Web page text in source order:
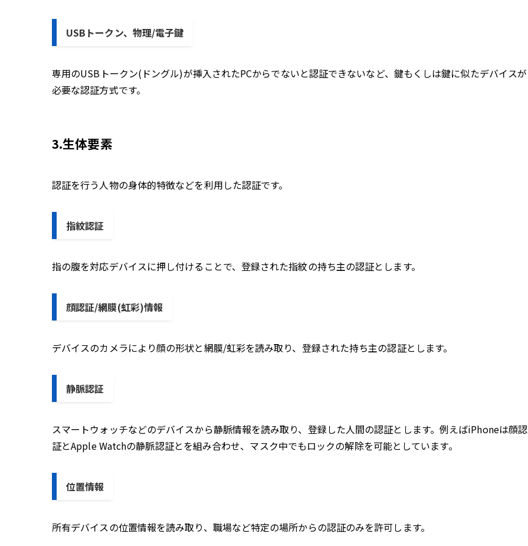
USBトークン、物理/電子鍵
専用のUSBトークン(ドングル)が挿入されたPCからでないと認証できないなど、鍵もくしは鍵に似たデバイスが
必要な認証方式です。
3.生体要素
認証を行う人物の身体的特徴などを利用した認証です。
指紋認証
指の腹を対応デバイスに押し付けることで、登録された指紋の持ち主の認証とします。
顔認証/網膜(虹彩)情報
デバイスのカメラにより顔の形状と網膜/虹彩を読み取り、登録された持ち主の認証とします。
静脈認証
スマートウォッチなどのデバイスから静脈情報を読み取り、登録した人間の認証とします。例えばiPhoneは顔認
証とApple Watchの静脈認証とを組み合わせ、マスク中でもロックの解除を可能としています。
位置情報
所有デバイスの位置情報を読み取り、職場など特定の場所からの認証のみを許可します。